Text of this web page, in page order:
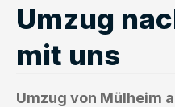
Umzug
mit uns
Umzug von Mülheim